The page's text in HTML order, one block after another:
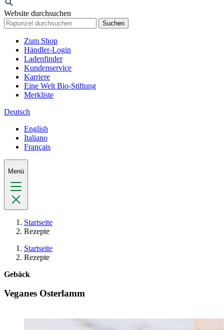
Website durchsuchen
Suchen
Zum Shop
Händler-Login
Ladenfinder
Kundenservice
Karriere
Eine Welt Bio-Stiftung
Merkliste
Deutsch
English
Italiano
Français
Menü
Startseite
Rezepte
Startseite
Rezepte
Gebäck
Veganes Osterlamm